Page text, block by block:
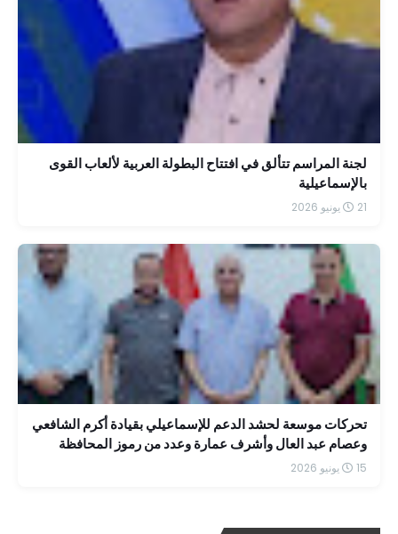
لجنة المراسم تتألق في افتتاح البطولة العربية لألعاب القوى
بالإسماعيلية
21 يونيو 2026
تحركات موسعة لحشد الدعم للإسماعيلي بقيادة أكرم الشافعي
وعصام عبد العال وأشرف عمارة وعدد من رموز المحافظة
15 يونيو 2026